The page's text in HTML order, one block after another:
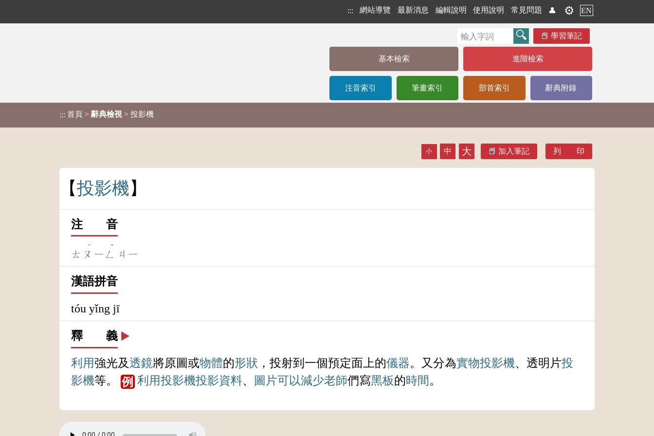
::: 網站導覽 最新消息 編輯說明 使用說明 常見問題 👤 ⚙️ EN
學習筆記
基本檢索 進階檢索
注音索引 筆畫索引 部首索引 辭典附錄
::: 首頁 > 辭典檢視 > 投影機
小 中 大 加入筆記 列 印
投影機
注 音
ㄊㄡ
ˊ
ㄧㄥ
ˇ
ㄐㄧ
漢語拼音
tóu yǐng jī
釋 義 ▶️
利用強光及透鏡將原圖或物體的形狀 ，投射到一個預定面上的儀器。又分為實物投影機、透明片投
影機等。 例 利用投影機投影資料、 圖片可以減少老師們寫黑板的時間。